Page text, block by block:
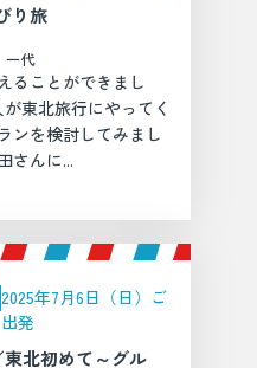
り旅
一代
ることができまし
東北旅行にやってく
ンを検討してみまし
さんに...
2025年7月6日（日）ご
出発
東北初めて～グル